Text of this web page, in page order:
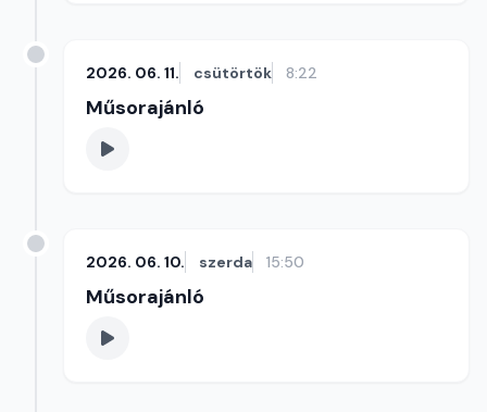
2026. 06. 11. csütörtök 8:22
Műsorajánló
2026. 06. 10. szerda 15:50
Műsorajánló